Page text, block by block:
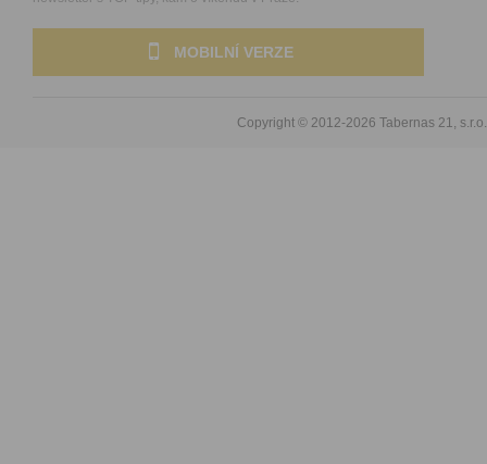
MOBILNÍ VERZE
Copyright © 2012-2026 Tabernas 21, s.r.o.